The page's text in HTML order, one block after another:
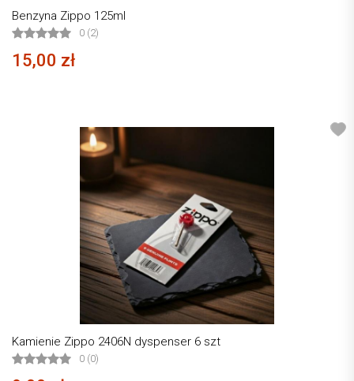
Benzyna Zippo 125ml
0 (2)
15,00 zł
Kamienie Zippo 2406N dyspenser 6 szt
0 (0)